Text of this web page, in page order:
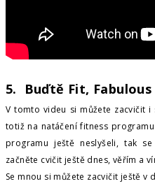
5. Buďtě Fit,
V tomto videu si můžete zacvičit
totiž na natáčení fitness programu
programu ještě neslyšeli, tak
začněte cvičit ještě dnes, věřím a
Se mnou si můžete zacvičit ještě v